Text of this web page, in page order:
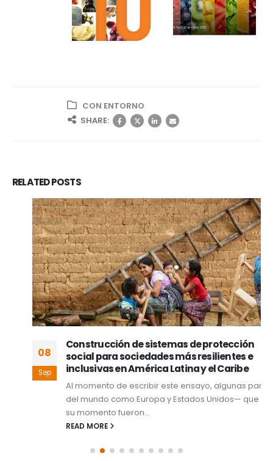
CON ENTORNO
SHARE:
RELATEDPOSTS
Construcción de sistemas de protección
social para sociedades más resilientes e
inclusivas en América Latina y el Caribe
Al momento de escribir este ensayo, algunas partes
del mundo como Europa y Estados Unidos— que en
su momento fueron...
READ MORE